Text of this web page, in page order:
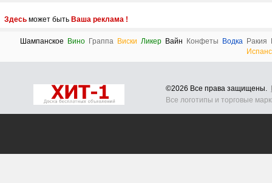
Здесь может быть Ваша реклама !
Шампанское Вино Граппа Виски Ликер Вайн Конфеты Водка Ракия
©2026 Все права защищены.
Все логотипы и торговые